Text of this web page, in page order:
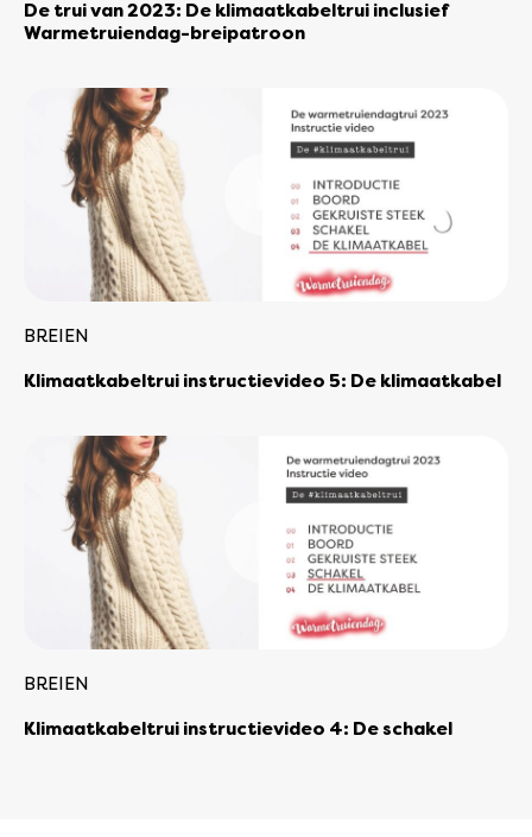
De trui van 2023: De klimaatkabeltrui inclusief
Warmetruiendag-breipatroon
BREIEN
Klimaatkabeltrui instructievideo 5: De klimaatkabel
BREIEN
Klimaatkabeltrui instructievideo 4: De schakel